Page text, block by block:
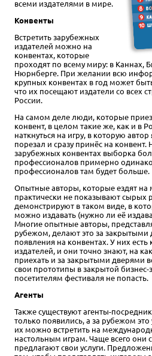
всеми издателями в мире.
Конвенты
Встретить зарубежных
издателей можно на
конвентах, которые
проходят по всему миру: в Каннах,
Нюрнберге. При желании всю
крупных конвентах в год может
что их посещают издатели со всех
России.
На самом деле люди, которые
конвент, в целом такие же, как и в
наткнуться на игру, в которую
порезал и сразу принёс на конвент.
зарубежных конвентах выборка
профессионалов примерно
профессионалов там будет больше.
Опытные авторы, которые ездят
практически не показывают сырых
демонстрируют в таком виде, в
можно издавать (нужно ли её
Многие опытные авторы,
рубежом, делают это за закрытыми
появления на конвентах. У них есть
издателей, и они точно знают, на
приехать и за закрытыми дверями
свои прототипы в закрытой
посетителям фестиваля не попасть.
Агенты
Также существуют агенты-
только появились, а за рубежом
их можно встретить на
настольным играм. Чаще всего они
предлагают свои услуги.